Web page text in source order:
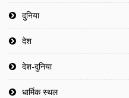
दुनिया
देश
देश-दुनिया
धार्मिक स्थल